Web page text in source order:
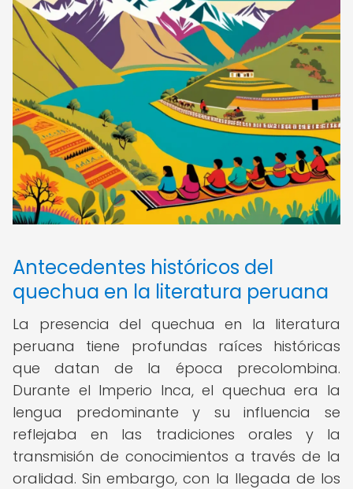
Antecedentes históricos del
quechua en la literatura peruana
La presencia del quechua en la literatura
peruana tiene profundas raíces históricas
que datan de la época precolombina.
Durante el Imperio Inca, el quechua era la
lengua predominante y su influencia se
reflejaba en las tradiciones orales y la
transmisión de conocimientos a través de la
oralidad. Sin embargo, con la llegada de los